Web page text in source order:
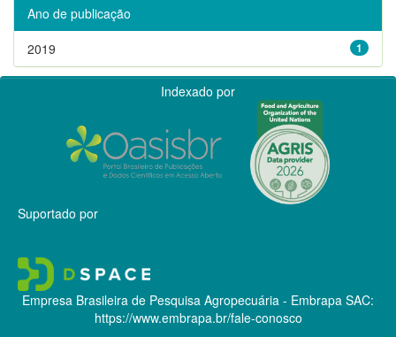
Ano de publicação
1
2019
Indexado por
Suportado por
Empresa Brasileira de Pesquisa Agropecuária - Embrapa SAC:
https://www.embrapa.br/fale-conosco